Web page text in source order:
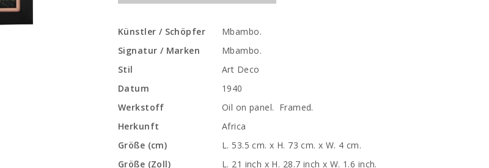
Künstler / Schöpfer
Mbambo.
Signatur / Marken
Mbambo.
Stil
Art Deco
Datum
1940
Werkstoff
Oil on panel. Framed.
Herkunft
Africa
Größe (cm)
L. 53.5 cm. x H. 73 cm. x W. 4 cm.
Größe (Zoll)
L. 21 inch x H. 28.7 inch x W. 1.6 inch.